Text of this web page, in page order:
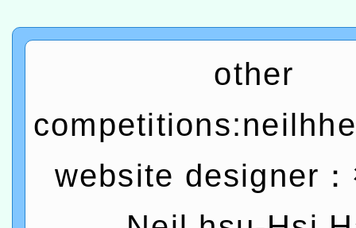
「數位內容與教學軟體線
有關大陸委員會函釋公務
赴陸應申請許可一案
轉知經濟部水利署委託財
研究院辦理「115年表揚
115年8月22日(星期六)辦
other
website designer